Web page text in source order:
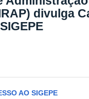
divulga
AO SIGEPE